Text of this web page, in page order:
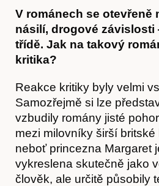
V románech se otevřeně
násilí, drogové
třídě. Jak na takový
kritika?
Reakce kritiky byly velmi
Samozřejmě si lze
vzbudily romány jisté
mezi milovníky širší britské
neboť princezna Margaret
vykreslena skutečně jako
člověk, ale určitě působily